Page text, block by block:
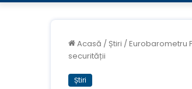
Acasă / Știri /Eurobarometru
securității
Știri